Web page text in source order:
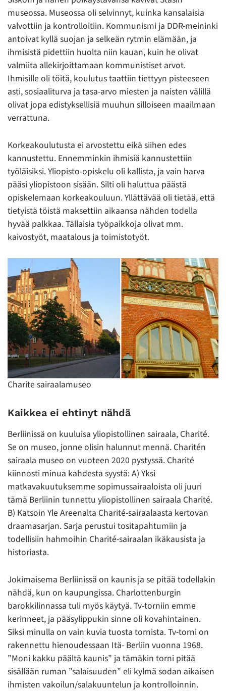
museossa. Museossa oli selvinnyt, kuinka kansalaisia
valvottiin ja kontrolloitiin. Kommunismi ja DDR-meininki
antoivat kyllä suojan ja selkeän rytmin elämään, ja
ihmisistä pidettiin huolta niin kauan, kuin he olivat
valmiita allekirjoittamaan kommunistiset arvot.
Ihmisille oli töitä, koulutus taattiin tiettyyn pisteeseen
asti, sosiaaliturva ja tasa-arvo miesten ja naisten välillä
olivat jopa edistyksellisiä muuhun silloiseen maailmaan
verrattuna.
Korkeakoulutusta ei arvostettu eikä siihen edes
kannustettu. Ennemminkin ihmisiä kannustettiin
työläisiksi. Yliopisto-opiskelu oli kallista, ja vain harva
pääsi yliopistoon sisään. Silti oli haluttua päästä
opiskelemaan korkeakouluun. Yllättävää oli tietää, että
tietyistä töistä maksettiin aikaansa nähden todella
hyvää palkkaa. Tällaisia työpaikkoja olivat mm.
kaivostyöt, maatalous ja toimistotyöt.
Charite sairaalamuseo
Kaikkea ei ehtinyt nähdä
Berliinissä on kuuluisa yliopistollinen sairaala, Charité.
Se on museo, jonne olisin halunnut mennä. Charitén
sairaala museo on vuoteen 2020 pystyssä. Charité
kiinnosti minua kahdesta syystä: A) Yksi
matkavakuutuksemme sopimussairaaloista oli juuri
tämä Berliinin tunnettu yliopistollinen sairaala Charité.
B) Katsoin Yle Areenalta Charité-sairaalaasta kertovan
draamasarjan. Sarja perustui tositapahtumiin ja
todellisiin hahmoihin Charité-sairaalan ikäkausista ja
historiasta.
Jokimaisema Berliinissä on kaunis ja se pitää todellakin
nähdä, kun on kaupungissa. Charlottenburgin
barokkilinnassa tuli myös käytyä. Tv-torniin emme
kerinneet, ja pääsylippukin sinne oli kovahintainen.
Siksi minulla on vain kuvia tuosta tornista. Tv-torni on
rakennettu hienoudessaan Itä- Berliin vuonna 1968.
”Moni kakku päältä kaunis” ja tämäkin torni pitää
sisällään ruman ”salaisuuden” eli kylmä sodan aikaisen
ihmisten vakoilun/salakuuntelun ja kontrolloinnin.